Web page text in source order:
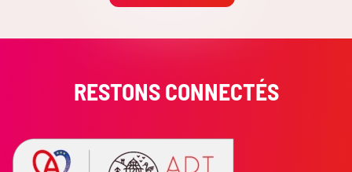
RESTONS CONNECTÉS